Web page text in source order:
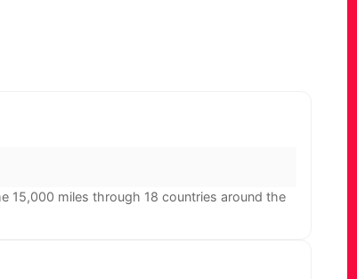
15,000 miles through 18 countries around the